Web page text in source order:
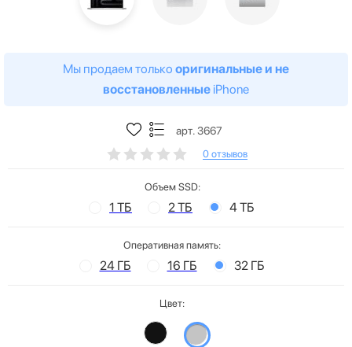
Мы продаем только оригинальные и не
восстановленные iPhone
арт. 3667
0 отзывов
Объем SSD:
1 ТБ 2 ТБ 4 ТБ
Оперативная память:
24 ГБ 16 ГБ 32 ГБ
Цвет: